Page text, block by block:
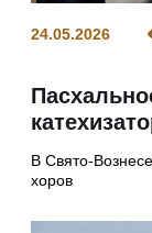
24.05.2026
В Свято-
хоров